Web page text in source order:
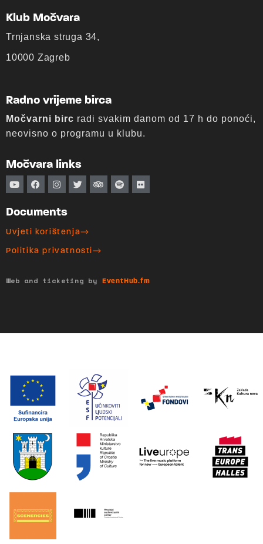
Klub Močvara
Trnjanska struga 34,
10000 Zagreb
Radno vrijeme birca
Močvarni birc radi svakim danom od 17 h do ponoći,
neovisno o programu u klubu.
Močvara links
Documents
Uvjeti korištenja
Politika privatnosti
Web and ticketing by EventHub.fm